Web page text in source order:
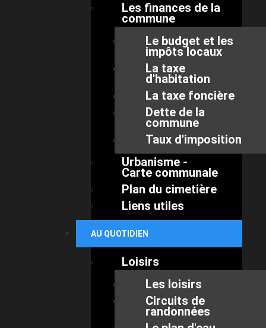
Les finances de la
commune
Le budget et les
impôts locaux
La taxe
d'habitation
La taxe foncière
Dette de la
commune
Taux d'imposition
Urbanisme -
Carte communale
Plan du cimetière
Liens utiles
AU QUOTIDIEN
Loisirs
Les loisirs
Circuits de
randonnées